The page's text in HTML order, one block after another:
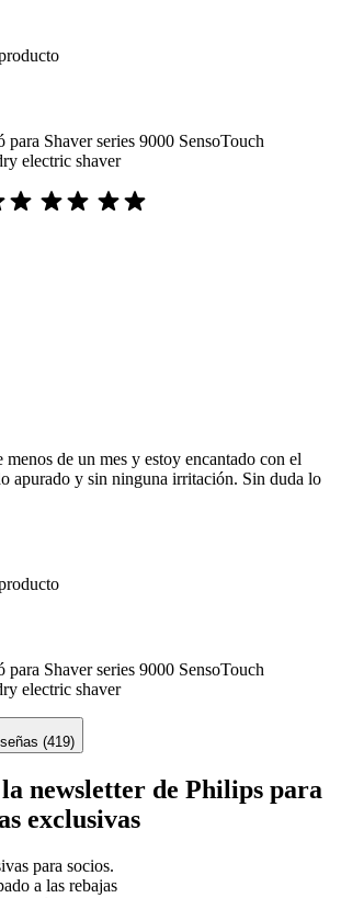
para Shaver series 9000 SensoTouch
electric shaver
de un mes y estoy encantado con el
apurado y sin ninguna irritación. Sin duda lo
para Shaver series 9000 SensoTouch
electric shaver
(419)
newsletter de Philips para
exclusivas
para socios.
a las rebajas